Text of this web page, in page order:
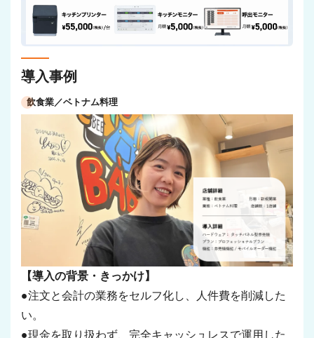
導入事例
飲食業／ベトナム料理
【導入の背景・きっかけ】
●注文と会計の業務をセルフ化し、人件費を削減した
い。
●現金を取り扱わず、完全キャッシュレスで運用した